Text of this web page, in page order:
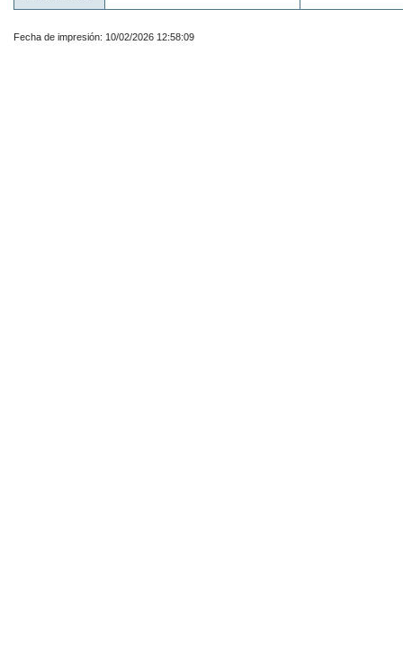
Fecha de impresión: 10/02/2026 12:58:09